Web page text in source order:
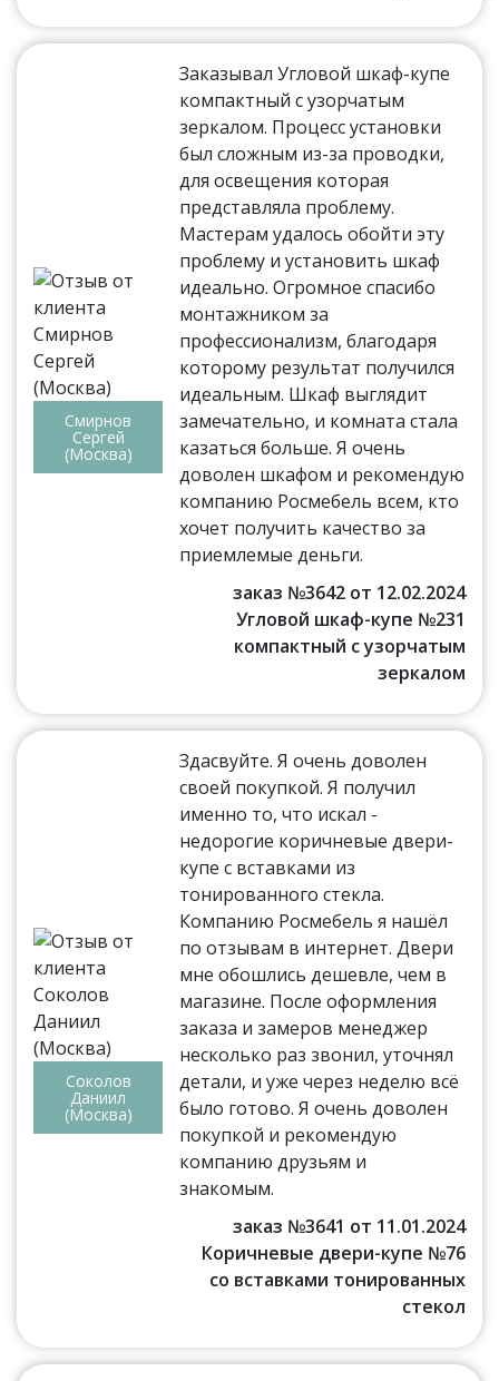
Смирнов
Сергей
(Москва)
Заказывал Угловой шкаф-купе
компактный с узорчатым
зеркалом. Процесс установки
был сложным из-за проводки,
для освещения которая
представляла проблему.
Мастерам удалось обойти эту
проблему и установить шкаф
идеально. Огромное спасибо
монтажником за
профессионализм, благодаря
которому результат получился
идеальным. Шкаф выглядит
замечательно, и комната стала
казаться больше. Я очень
доволен шкафом и рекомендую
компанию Росмебель всем, кто
хочет получить качество за
приемлемые деньги.
заказ №3642 от 12.02.2024
Угловой шкаф-купе №231
компактный с узорчатым
зеркалом
Соколов
Даниил
(Москва)
Здасвуйте. Я очень доволен
своей покупкой. Я получил
именно то, что искал -
недорогие коричневые двери-
купе с вставками из
тонированного стекла.
Компанию Росмебель я нашёл
по отзывам в интернет. Двери
мне обошлись дешевле, чем в
магазине. После оформления
заказа и замеров менеджер
несколько раз звонил, уточнял
детали, и уже через неделю всё
было готово. Я очень доволен
покупкой и рекомендую
компанию друзьям и
знакомым.
заказ №3641 от 11.01.2024
Коричневые двери-купе №76
со вставками тонированных
стекол